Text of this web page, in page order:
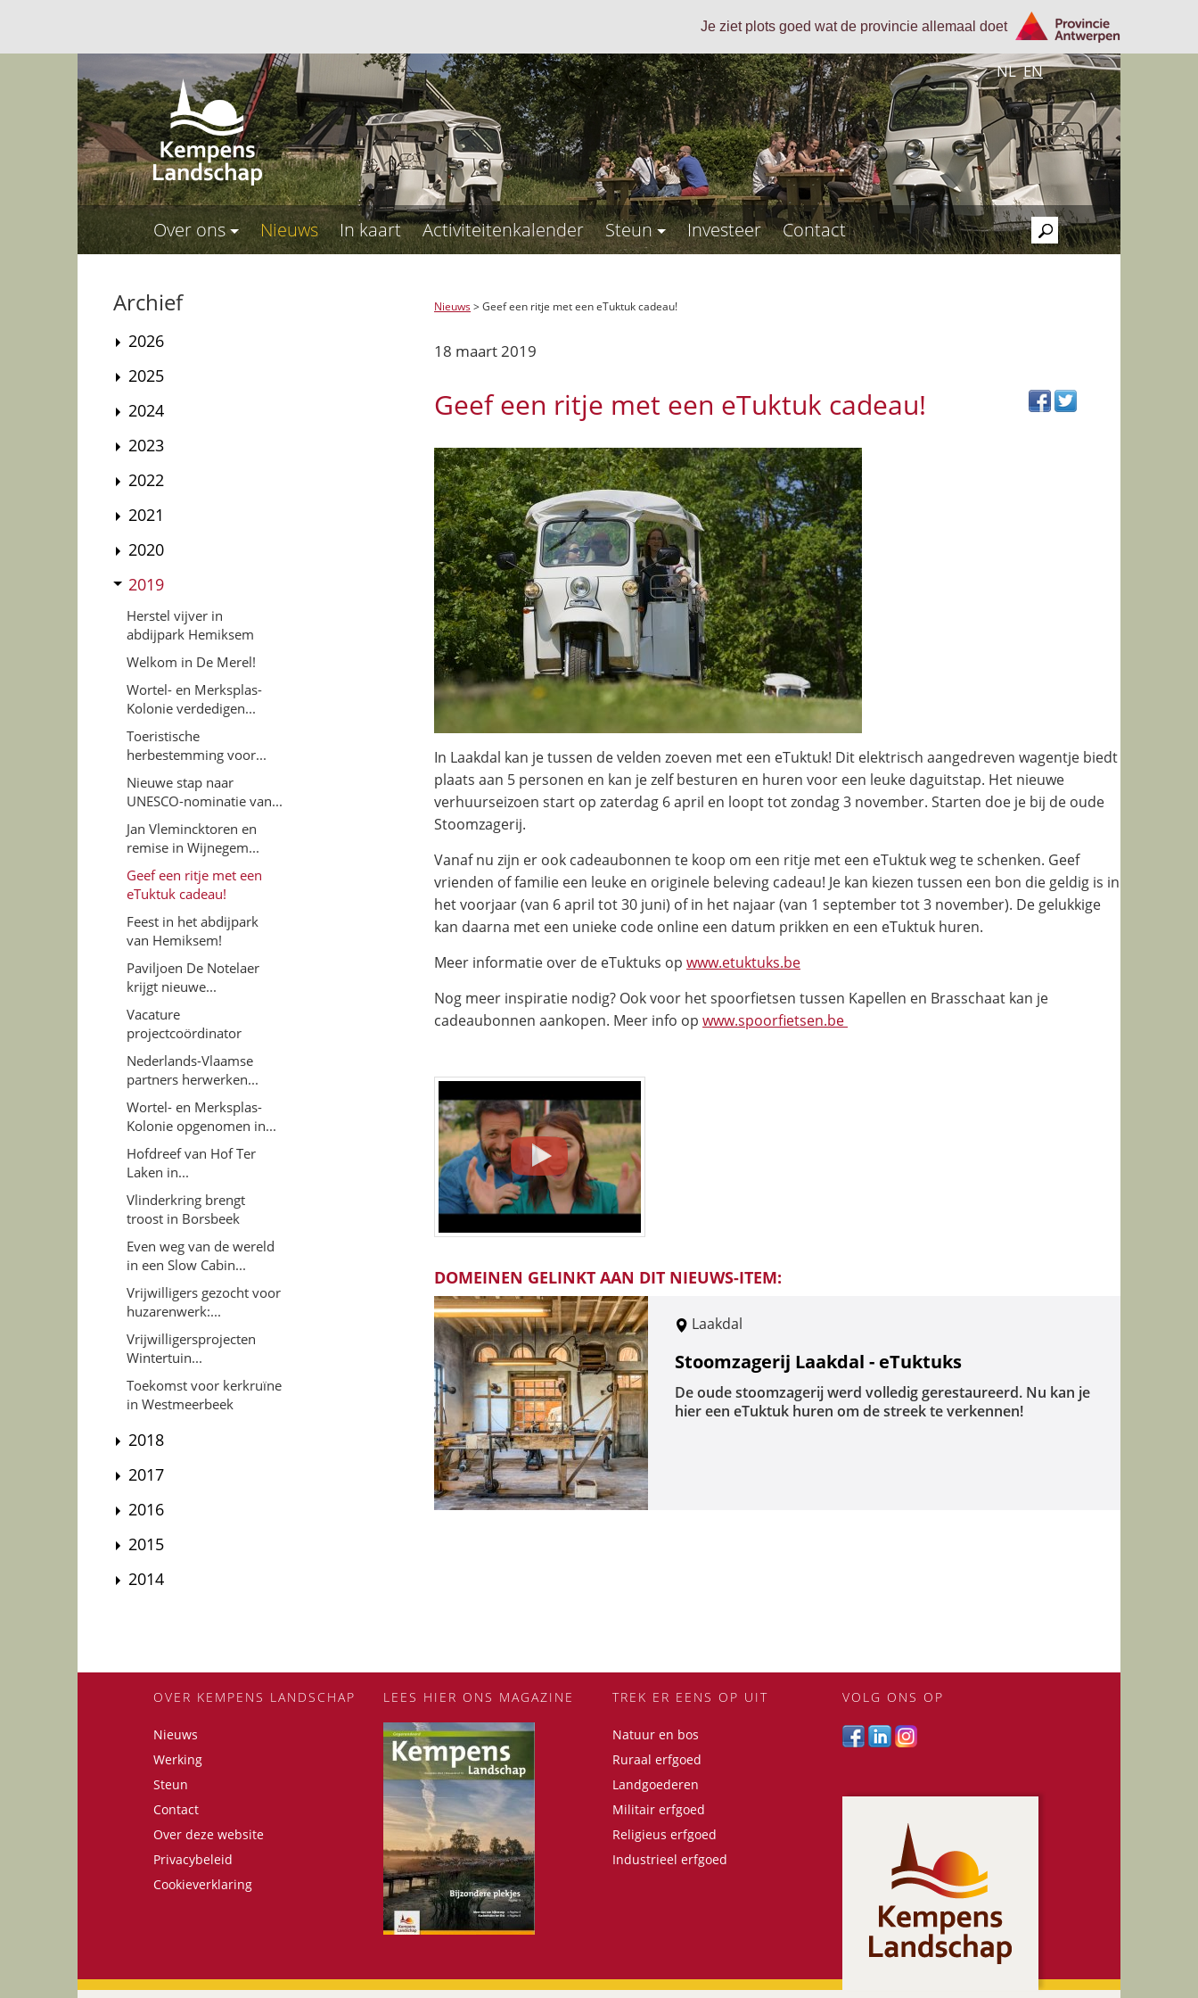
Je ziet plots goed wat de provincie allemaal doet
NL EN
Over ons Nieuws In kaart Activiteitenkalender Steun Investeer Contact
>
Nieuws>Geef een ritje met een eTuktuk cadeau!
18 maart 2019
Geef een ritje met een eTuktuk cadeau!
In Laakdal kan je tussen de velden zoeven met een eTuktuk! Dit elektrisch aangedreven wagentje biedt
plaats aan 5 personen en kan je zelf besturen en huren voor een leuke daguitstap. Het nieuwe
verhuurseizoen start op zaterdag 6 april en loopt tot zondag 3 november. Starten doe je bij de oude
Stoomzagerij.
Vanaf nu zijn er ook cadeaubonnen te koop om een ritje met een eTuktuk weg te schenken. Geef
vrienden of familie een leuke en originele beleving cadeau! Je kan kiezen tussen een bon die geldig is in
het voorjaar (van 6 april tot 30 juni) of in het najaar (van 1 september tot 3 november). De gelukkige
kan daarna met een unieke code online een datum prikken en een eTuktuk huren.
Meer informatie over de eTuktuks op www.etuktuks.be
Nog meer inspiratie nodig? Ook voor het spoorfietsen tussen Kapellen en Brasschaat kan je
cadeaubonnen aankopen. Meer info op www.spoorfietsen.be
DOMEINEN GELINKT AAN DIT NIEUWS-ITEM:
Laakdal
Stoomzagerij Laakdal - eTuktuks
De oude stoomzagerij werd volledig gerestaureerd. Nu kan je
hier een eTuktuk huren om de streek te verkennen!
Archief
2026
2025
2024
2023
2022
2021
2020
2019
Herstel vijver in
abdijpark Hemiksem
Welkom in De Merel!
Wortel- en Merksplas-
Kolonie verdedigen...
Toeristische
herbestemming voor...
Nieuwe stap naar
UNESCO-nominatie van...
Jan Vlemincktoren en
remise in Wijnegem...
Geef een ritje met een
eTuktuk cadeau!
Feest in het abdijpark
van Hemiksem!
Paviljoen De Notelaer
krijgt nieuwe...
Vacature
projectcoördinator
Nederlands-Vlaamse
partners herwerken...
Wortel- en Merksplas-
Kolonie opgenomen in...
Hofdreef van Hof Ter
Laken in...
Vlinderkring brengt
troost in Borsbeek
Even weg van de wereld
in een Slow Cabin...
Vrijwilligers gezocht voor
huzarenwerk:...
Vrijwilligersprojecten
Wintertuin...
Toekomst voor kerkruïne
in Westmeerbeek
2018
2017
2016
2015
2014
OVER KEMPENS LANDSCHAP
Nieuws
Werking
Steun
Contact
Over deze website
Privacybeleid
Cookieverklaring
LEES HIER ONS MAGAZINE TREK ER EENS OP UIT
Natuur en bos
Ruraal erfgoed
Landgoederen
Militair erfgoed
Religieus erfgoed
Industrieel erfgoed
VOLG ONS OP